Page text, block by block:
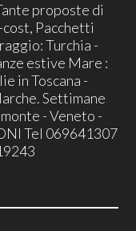
proposte di
Pacchetti
Turchia -
estive Mare :
in Toscana -
Settimane
- Veneto -
Tel 069641307